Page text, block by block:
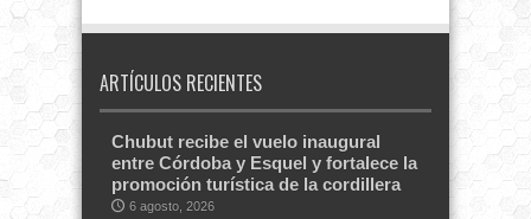
ARTÍCULOS RECIENTES
Chubut recibe el vuelo inaugural
entre Córdoba y Esquel y fortalece la
promoción turística de la cordillera
6 agosto, 2026